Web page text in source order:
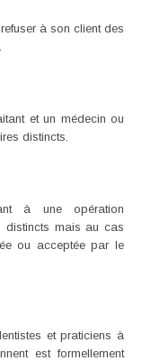
à son client des
et un médecin ou
distincts.
à une opération
distincts mais au cas
ou acceptée par le
et praticiens à
est formellement